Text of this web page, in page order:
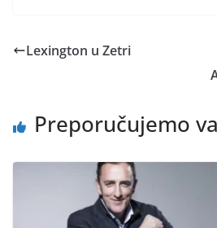
Lexington u Zetri
Preporučujemo